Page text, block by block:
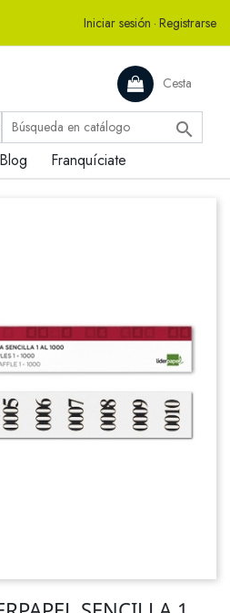
Iniciar sesión · Registrarse
Cesta

Blog Franquíciate